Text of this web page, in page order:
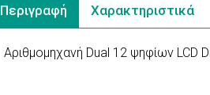
Περιγραφή Χαρακτηριστικά
Αριθμομηχανή Dual 12 ψηφίων LCD